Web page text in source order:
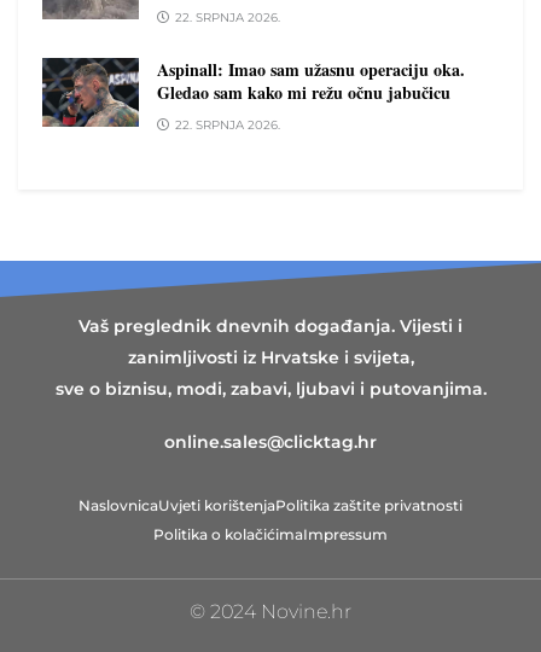
22. SRPNJA 2026.
Aspinall: Imao sam užasnu operaciju oka.
Gledao sam kako mi režu očnu jabučicu
22. SRPNJA 2026.
Vaš preglednik dnevnih događanja. Vijesti i
zanimljivosti iz Hrvatske i svijeta,
sve o biznisu, modi, zabavi, ljubavi i putovanjima.
online.sales@clicktag.hr
NaslovnicaUvjeti korištenjaPolitika zaštite privatnosti
Politika o kolačićimaImpressum
© 2024 Novine.hr